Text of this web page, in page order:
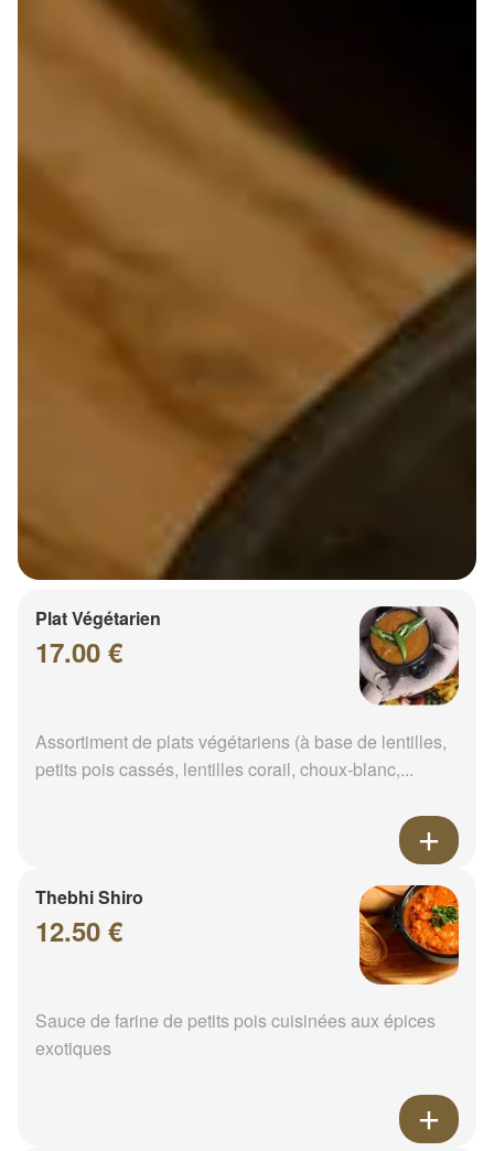
Plat Végétarien
17.00 €
Assortiment de plats végétariens (à base de lentilles,
petits pois cassés, lentilles corail, choux-blanc,...
Thebhi Shiro
12.50 €
Sauce de farine de petits pois cuisinées aux épices
exotiques